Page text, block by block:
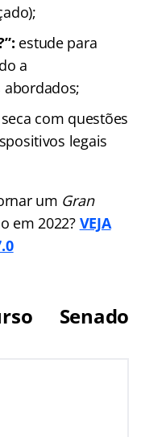
estude para
a
com questões
legais
um Gran
em 2022? VEJA
Senado